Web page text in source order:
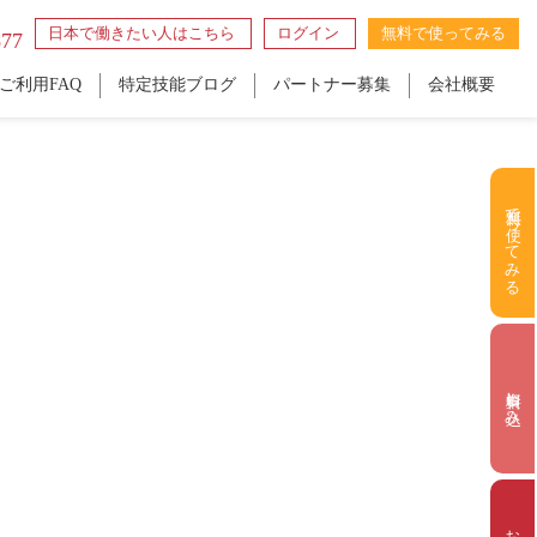
無料で使ってみる
資料申し込み
日本で働きたい人はこちら ログイン 無料で使ってみる
ご利用FAQ 特定技能ブログ パートナー募集 会社概要